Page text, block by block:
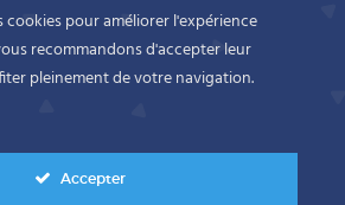
de confidentialité
©ADT 44 2026
cookies pour améliorer l'expérience
recommandons d'accepter leur
pleinement de votre navigation.
Accepter